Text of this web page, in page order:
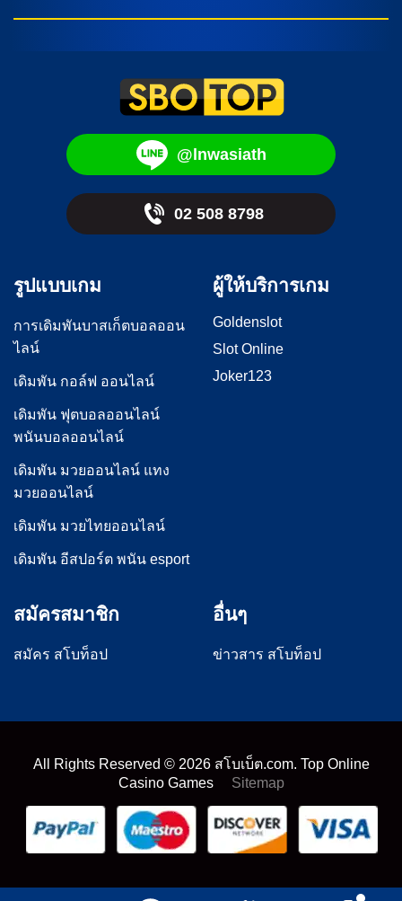
@lnwasiath
02 508 8798
รูปแบบเกม
การเดิมพันบาสเก็ตบอลออน
ไลน์
เดิมพัน กอล์ฟ ออนไลน์
เดิมพัน ฟุตบอลออนไลน์
พนันบอลออนไลน์
เดิมพัน มวยออนไลน์ แทง
มวยออนไลน์
เดิมพัน มวยไทยออนไลน์
เดิมพัน อีสปอร์ต พนัน esport
ผู้ให้บริการเกม
Goldenslot
Slot Online
Joker123
สมัครสมาชิก
สมัคร สโบท็อป
อื่นๆ
ข่าวสาร สโบท็อป
All Rights Reserved © 2026สโบเบ็ต.com. Top Online
Casino Games
Sitemap